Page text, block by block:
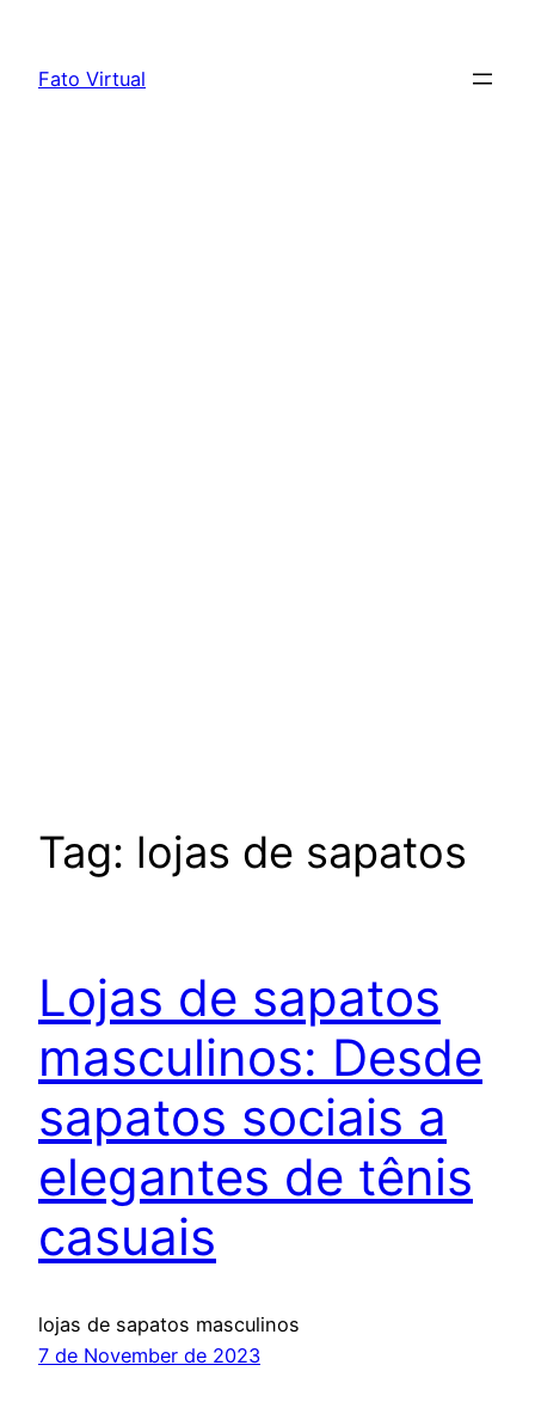
content
Fato Virtual
Tag: lojas de sapatos
Lojas de sapatos
masculinos: Desde
sapatos sociais a
elegantes de tênis
casuais
lojas de sapatos masculinos
7 de November de 2023